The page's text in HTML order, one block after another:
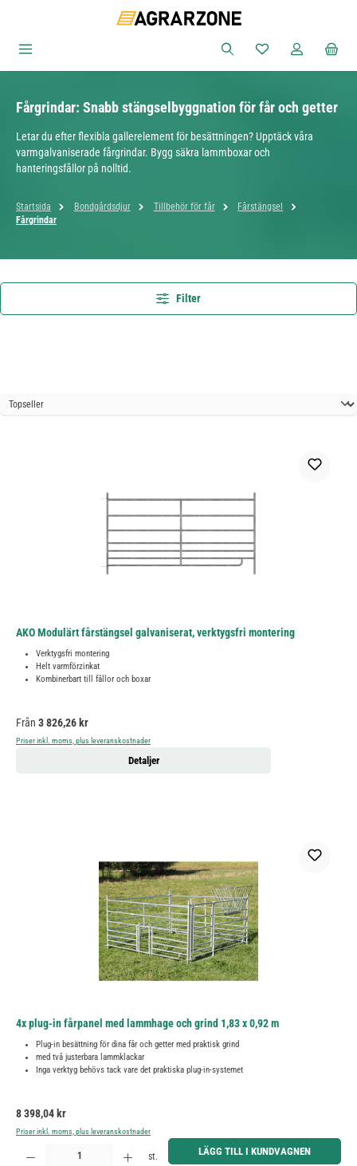
Du har 0 objekt i
Fårgrindar: Snabb stängselbyggnation för får och getter
Letar du efter flexibla gallerelement för besättningen? Upptäck våra
varmgalvaniserade fårgrindar. Bygg säkra lammboxar och
hanteringsfållor på nolltid.
Startsida Bondgårdsdjur Tillbehör för får
Fårstängsel
Fårgrindar
Filter
AKO Modulärt fårstängsel galvaniserat, verktygsfri montering
Verktygsfri montering
Helt varmförzinkat
Kombinerbart till fållor och boxar
Ordinarie pris:
Från 3 826,26 kr
Priser inkl. moms, plus leveranskostnader
Detaljer
4x plug-in fårpanel med lammhage och grind 1,83 x 0,92 m
Plug-in besättning för dina får och getter med praktisk grind
med två justerbara lammklackar
Inga verktyg behövs tack vare det praktiska plug-in-systemet
Ordinarie pris:
8 398,04 kr
Priser inkl. moms, plus leveranskostnader
Produktkvantitet: Ange önskat belopp eller använd knapparna för att öka eller minska kvantiteten.
st. LÄGG TILL I KUNDVAGNEN